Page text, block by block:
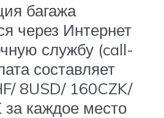
багажа
через Интернет
службу (call-
составляет
8USD/ 160CZK/
за каждое место